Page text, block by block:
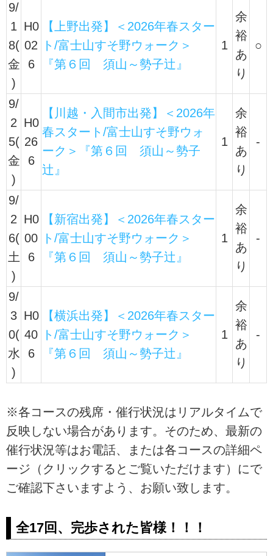
9/
1
8(
金
)
H0
02
6
【上野出発】＜2026年春スター
ト/富士山すそ野ウォーク＞
『第６回 須山～勢子辻』
1
余
裕
あ
り
○
9/
2
5(
金
)
H0
26
6
【川越・入間市出発】＜2026年
春スタート/富士山すそ野ウォ
ーク＞『第６回 須山～勢子
辻』
1
余
裕
あ
り
-
9/
2
6(
土
)
H0
00
6
【新宿出発】＜2026年春スター
ト/富士山すそ野ウォーク＞
『第６回 須山～勢子辻』
1
余
裕
あ
り
-
9/
3
0(
水
)
H0
40
6
【横浜出発】＜2026年春スター
ト/富士山すそ野ウォーク＞
『第６回 須山～勢子辻』
1
余
裕
あ
り
-
※各コースの残席・催行状況はリアルタイムで
反映しない場合があります。そのため、最新の
催行状況等はお電話、または各コースの詳細ペ
ージ（クリックするとご覧いただけます）にで
ご確認下さいますよう、お願い致します。
全17回、完歩された皆様！！！